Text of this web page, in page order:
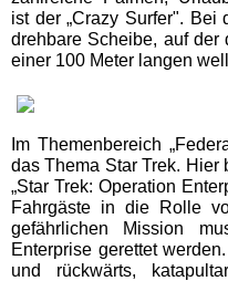
AQUALAND Köln
AQUApark Oberhausen
Claudius Therme
Copa Ca Backum
ist der „Crazy Surfer". Bei
drehbare Scheibe, auf der
einer 100 Meter langen
Im Themenbereich
das Thema Star Trek. Hier
„Star Trek: Operation
Fahrgäste in die Rolle
gefährlichen Mission
Enterprise gerettet
und rückwärts,